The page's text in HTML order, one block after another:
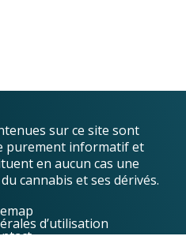
sur ce site sont
purement informatif et
en aucun cas une
cannabis et ses dérivés.
d’utilisation